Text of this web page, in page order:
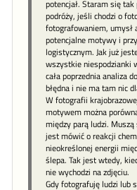
potencjał. Staram się
podróży, jeśli chodzi o
fotografowaniem, umysł
potencjalne motywy i
logistycznym. Jak już
wszystkie niespodzianki
cała poprzednia analiza
błędna i nie ma tam nic
W fotografii
motywem można
między parą ludzi.
jest mówić o reakcji
nieokreślonej energii
ślepa. Tak jest wtedy,
nie wychodzi na zdjęciu.
Gdy fotografuję ludzi lub